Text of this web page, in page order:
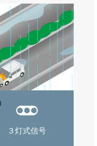
３灯式信号